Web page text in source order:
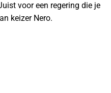
voor een regering die je
keizer Nero.